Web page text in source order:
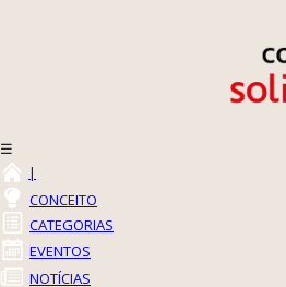
☰
|
CONCEITO
CATEGORIAS
EVENTOS
NOTÍCIAS